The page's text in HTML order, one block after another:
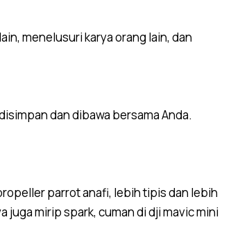
menelusuri karya orang lain, dan
dan dibawa bersama Anda.
parrot anafi, lebih tipis dan lebih
mirip spark, cuman di dji mavic mini